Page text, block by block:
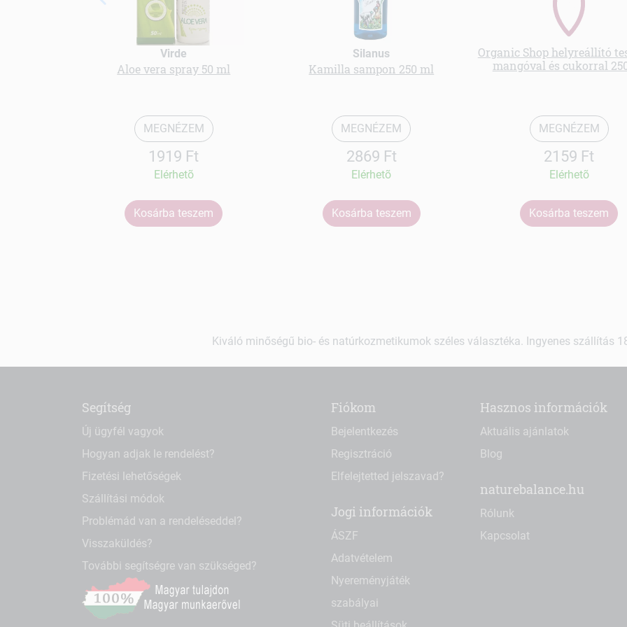
Virde
Aloe vera spray 50 ml
MEGNÉZEM
1919 Ft
Elérhetõ
Kosárba teszem
Silanus
Kamilla sampon 250 ml
MEGNÉZEM
2869 Ft
Elérhetõ
Kosárba teszem
Organic Shop helyreállító
mangóval és cukorral
MEGNÉZEM
2159 Ft
Elérhetõ
Kosárba teszem
Kiváló minőségű bio- és natúrkozmetikumok széles választéka. Ingyenes szállítás
Segítség
Új ügyfél vagyok
Hogyan adjak le rendelést?
Fizetési lehetőségek
Szállítási módok
Problémád van a rendeléseddel?
Visszaküldés?
További segítségre van szükséged?
Fiókom
Bejelentkezés
Regisztráció
Elfelejtetted jelszavad?
Jogi információk
ÁSZF
Adatvételem
Nyereményjáték
szabályai
Hasznos információk
Aktuális ajánlatok
Blog
naturebalance.hu
Rólunk
Kapcsolat